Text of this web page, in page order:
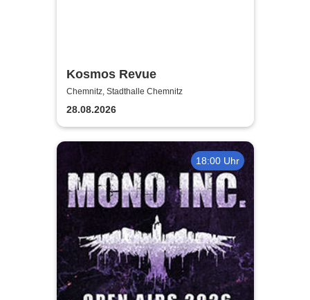
Kosmos Revue
Chemnitz, Stadthalle Chemnitz
28.08.2026
18:00 Uhr